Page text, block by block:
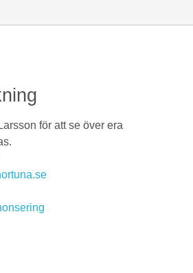
för att se över era